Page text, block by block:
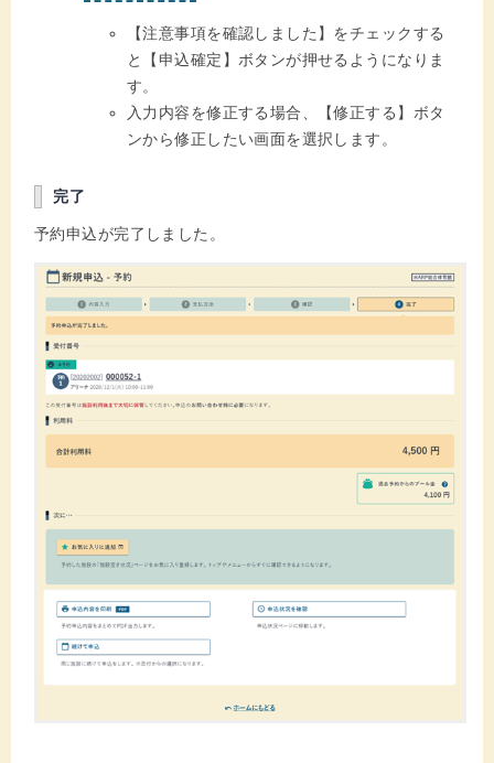
【注意事項を確認しました】をチェックする
と【申込確定】ボタンが押せるようになりま
す。
入力内容を修正する場合、【修正する】ボタ
ンから修正したい画面を選択します。
完了
予約申込が完了しました。